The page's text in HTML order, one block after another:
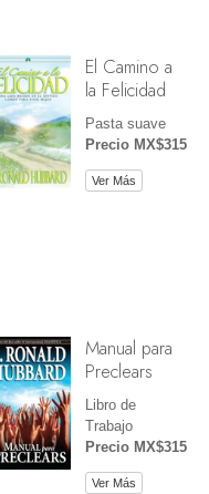
El Camino a
la Felicidad
Pasta suave
Precio MX$315
Ver Más
Manual para
Preclears
Libro de
Trabajo
Precio MX$315
Ver Más